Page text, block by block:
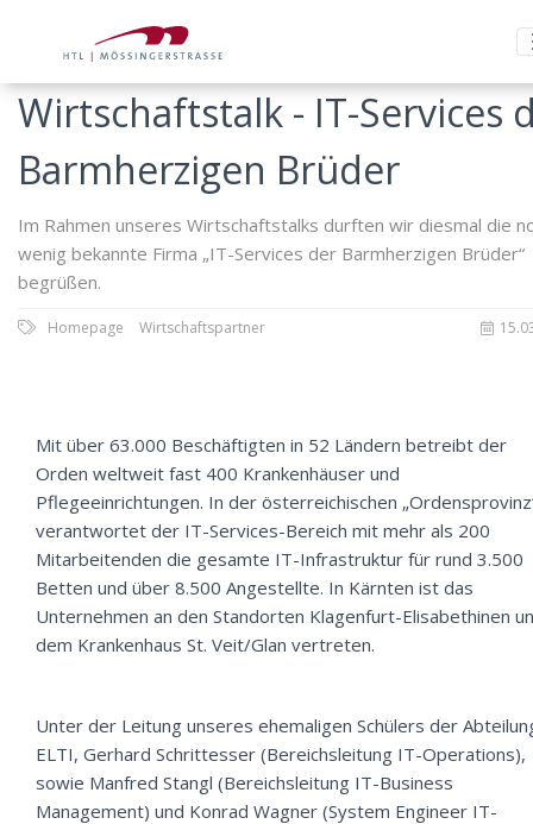
Wirtschaftstalk - IT-Services
Barmherzigen Brüder
Im Rahmen unseres Wirtschaftstalks durften wir diesmal die
wenig bekannte Firma „IT-Services der Barmherzigen Brüder“
begrüßen.
Homepage Wirtschaftspartner
Mit über 63.000 Beschäftigten in 52 Ländern betreibt der
Orden weltweit fast 400 Krankenhäuser und
Pflegeeinrichtungen. In der österreichischen
verantwortet der IT-Services-Bereich mit mehr als 200
Mitarbeitenden die gesamte IT-Infrastruktur für rund 3.500
Betten und über 8.500 Angestellte. In Kärnten ist das
Unternehmen an den Standorten Klagenfurt-Elisabethinen
dem Krankenhaus St. Veit/Glan vertreten.
Unter der Leitung unseres ehemaligen Schülers der
ELTI, Gerhard Schrittesser (Bereichsleitung IT-Operations),
sowie Manfred Stangl (Bereichsleitung IT-Business
Management) und Konrad Wagner (System Engineer IT-